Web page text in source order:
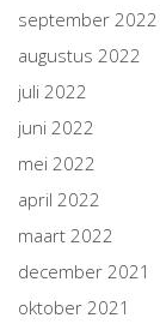
september 2022
augustus 2022
juli 2022
juni 2022
mei 2022
april 2022
maart 2022
december 2021
oktober 2021